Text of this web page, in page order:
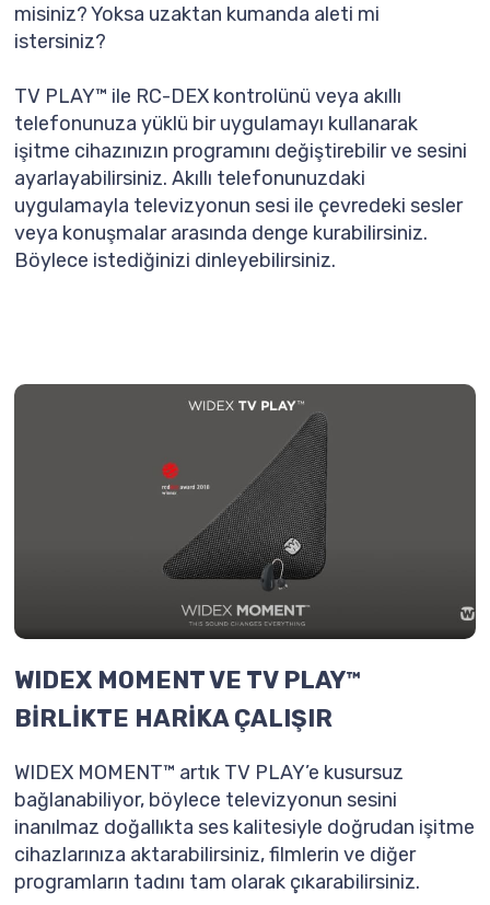
misiniz? Yoksa uzaktan kumanda aleti mi
istersiniz?
TV PLAY™ ile RC-DEX kontrolünü veya akıllı
telefonunuza yüklü bir uygulamayı kullanarak
işitme cihazınızın programını değiştirebilir ve sesini
ayarlayabilirsiniz. Akıllı telefonunuzdaki
uygulamayla televizyonun sesi ile çevredeki sesler
veya konuşmalar arasında denge kurabilirsiniz.
Böylece istediğinizi dinleyebilirsiniz.
WIDEX MOMENT VE TV PLAY™
BİRLİKTE HARİKA ÇALIŞIR
WIDEX MOMENT™ artık TV PLAY’e kusursuz
bağlanabiliyor, böylece televizyonun sesini
inanılmaz doğallıkta ses kalitesiyle doğrudan işitme
cihazlarınıza aktarabilirsiniz, filmlerin ve diğer
programların tadını tam olarak çıkarabilirsiniz.